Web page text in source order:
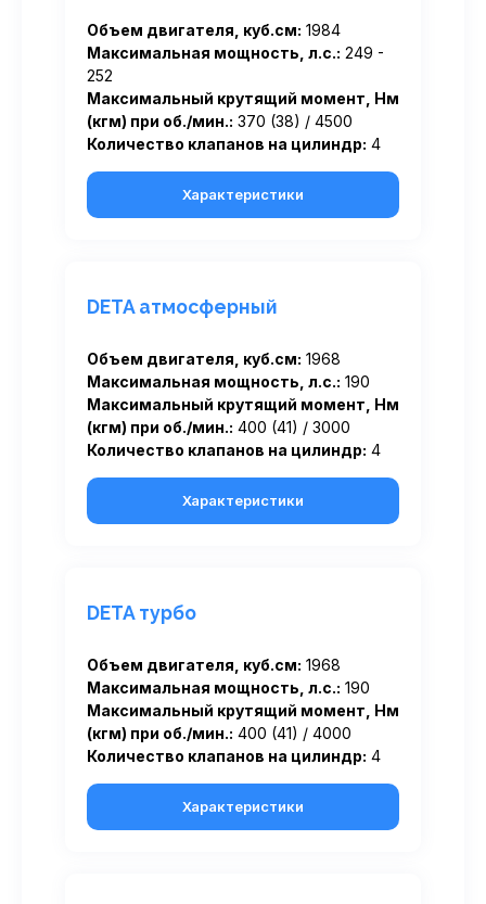
Объем двигателя, куб.см: 1984
Максимальная мощность, л.с.: 249 -
252
Максимальный крутящий момент, Нм
(кгм) при об./мин.: 370 (38) / 4500
Количество клапанов на цилиндр: 4
Характеристики
DETA атмосферный
Объем двигателя, куб.см: 1968
Максимальная мощность, л.с.: 190
Максимальный крутящий момент, Нм
(кгм) при об./мин.: 400 (41) / 3000
Количество клапанов на цилиндр: 4
Характеристики
DETA турбо
Объем двигателя, куб.см: 1968
Максимальная мощность, л.с.: 190
Максимальный крутящий момент, Нм
(кгм) при об./мин.: 400 (41) / 4000
Количество клапанов на цилиндр: 4
Характеристики